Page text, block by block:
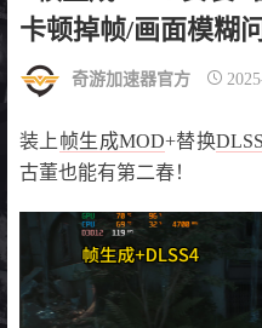
卡顿掉帧/画面模糊
奇游加速器官方
装上 帧生成MOD+替换
古董也能有第二春！